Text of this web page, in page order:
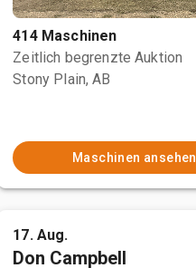
414 Maschinen
Zeitlich begrenzte Auktion
Stony Plain, AB
Maschinen ansehen
17. Aug.
Don Campbell